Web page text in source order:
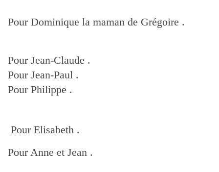
Pour Dominique la maman de Grégoire .
Pour Jean-Claude .
Pour Jean-Paul .
Pour Philippe .
Pour Elisabeth .
Pour Anne et Jean .